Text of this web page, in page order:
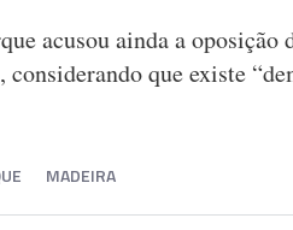
acusou ainda a
considerando que existe
MADEIRA